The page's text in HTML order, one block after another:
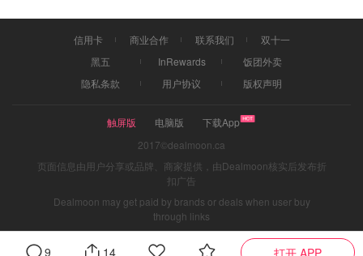
图片来自@雪肌精，版权属于原作者
9 14 打开 APP
信用卡 商业合作 联系我们
双十一
黑五
InRewards
饭团外卖
隐私条款
用户协议 版权声明
触屏版 电脑版
下载App
2017©dealmoon.ca
页面信息由用户分享或品牌、商家提供，由Dealmoon核实后发布折
扣广告
Dealmoon may get paid by brands or deals when user buy
through links